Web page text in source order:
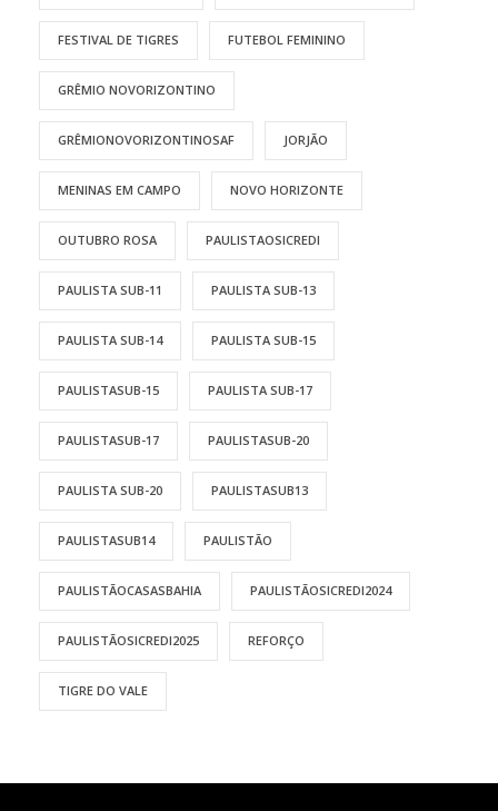
FESTIVAL DE TIGRES FUTEBOL FEMININO
GRÊMIO NOVORIZONTINO
GRÊMIONOVORIZONTINOSAF JORJÃO
MENINAS EM CAMPO NOVO HORIZONTE
OUTUBRO ROSA PAULISTAOSICREDI
PAULISTA SUB-11 PAULISTA SUB-13
PAULISTA SUB-14 PAULISTA SUB-15
PAULISTASUB-15 PAULISTA SUB-17
PAULISTASUB-17 PAULISTASUB-20
PAULISTA SUB-20 PAULISTASUB13
PAULISTASUB14 PAULISTÃO
PAULISTÃOCASASBAHIA PAULISTÃOSICREDI2024
PAULISTÃOSICREDI2025 REFORÇO
TIGRE DO VALE